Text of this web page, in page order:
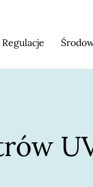
Regulacje